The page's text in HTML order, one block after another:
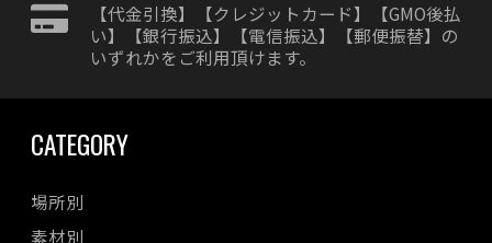
【代金引換】【クレジットカード】【GMO後払
い】【銀行振込】【電信振込】【郵便振替】の
いずれかをご利用頂けます。
CATEGORY
場所別
素材別